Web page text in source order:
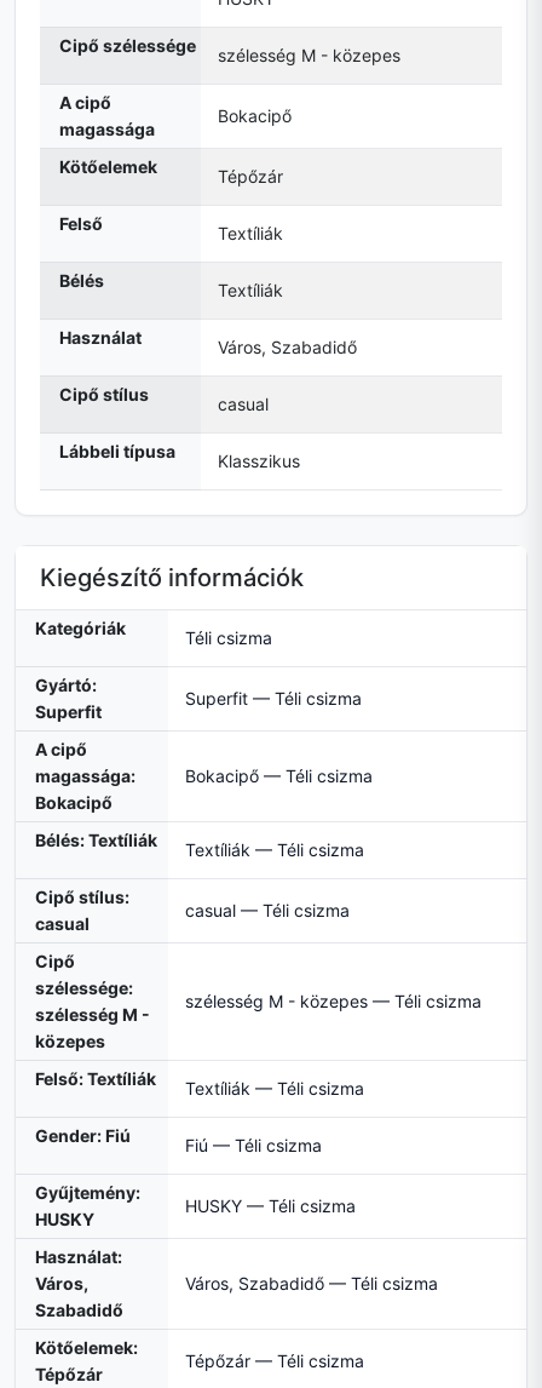
Cipő szélessége szélesség M - közepes
A cipő
magassága
Bokacipő
Kötőelemek Tépőzár
Felső Textíliák
Bélés Textíliák
Használat Város, Szabadidő
Cipő stílus casual
Lábbeli típusa Klasszikus
Kiegészítő információk
Kategóriák Téli csizma
Gyártó:
Superfit
Superfit — Téli csizma
A cipő
magassága:
Bokacipő
Bokacipő — Téli csizma
Bélés: Textíliák Textíliák — Téli csizma
Cipő stílus:
casual
casual — Téli csizma
Cipő
szélessége:
szélesség M -
közepes
szélesség M - közepes — Téli csizma
Felső: Textíliák Textíliák — Téli csizma
Gender: Fiú Fiú — Téli csizma
Gyűjtemény:
HUSKY
HUSKY — Téli csizma
Használat:
Város,
Szabadidő
Város, Szabadidő — Téli csizma
Kötőelemek:
Tépőzár
Tépőzár — Téli csizma